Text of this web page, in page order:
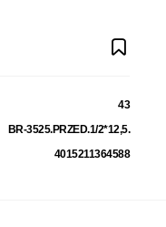
43
BR-3525.PRZED.1/2*12,5.
4015211364588